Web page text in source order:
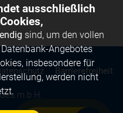
Barrierefreiheit
ausschließlich
sind, um den vollen
Angebotes
insbesondere für
werden nicht